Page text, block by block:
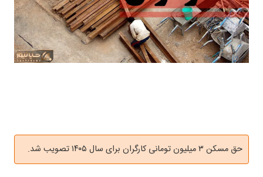
حق مسکن ۳ میلیون تومانی کارگران برای سال ۱۴۰۵ تصویب شد.